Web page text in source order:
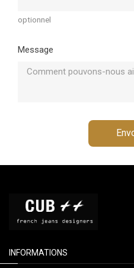
optionnel
Message
INFORMATIONS